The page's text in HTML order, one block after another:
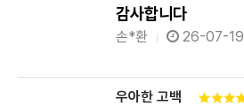
감사합니다
손*환 26-07-19
우아한 고백